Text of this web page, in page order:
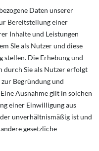
Daten unserer
Bereitstellung einer
Inhalte und Leistungen
SIe als Nutzer und diese
stellen. Die Erhebung und
durch Sie als Nutzer erfolgt
Begründung und
Ausnahme gilt in solchen
einer Einwilligung aus
unverhältnismäßig ist und
gesetzliche